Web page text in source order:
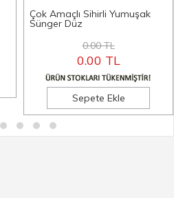
Çok Amaçlı Sihirli Yumuşak
Sünger Düz
0.00 TL
0.00 TL
Sepete Ekle